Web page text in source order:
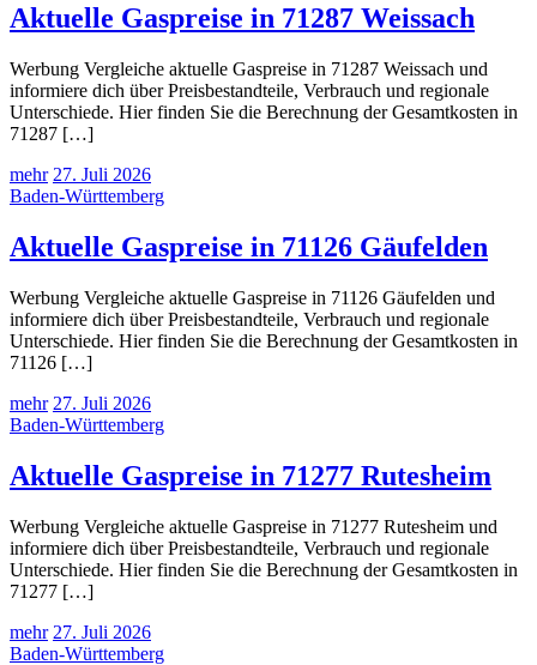
Aktuelle Gaspreise in 71287 Weissach
Werbung Vergleiche aktuelle Gaspreise in 71287 Weissach und
informiere dich über Preisbestandteile, Verbrauch und regionale
Unterschiede. Hier finden Sie die Berechnung der Gesamtkosten in
71287 […]
mehr 27. Juli 2026
Baden-Württemberg
Aktuelle Gaspreise in 71126 Gäufelden
Werbung Vergleiche aktuelle Gaspreise in 71126 Gäufelden und
informiere dich über Preisbestandteile, Verbrauch und regionale
Unterschiede. Hier finden Sie die Berechnung der Gesamtkosten in
71126 […]
mehr 27. Juli 2026
Baden-Württemberg
Aktuelle Gaspreise in 71277 Rutesheim
Werbung Vergleiche aktuelle Gaspreise in 71277 Rutesheim und
informiere dich über Preisbestandteile, Verbrauch und regionale
Unterschiede. Hier finden Sie die Berechnung der Gesamtkosten in
71277 […]
mehr 27. Juli 2026
Baden-Württemberg